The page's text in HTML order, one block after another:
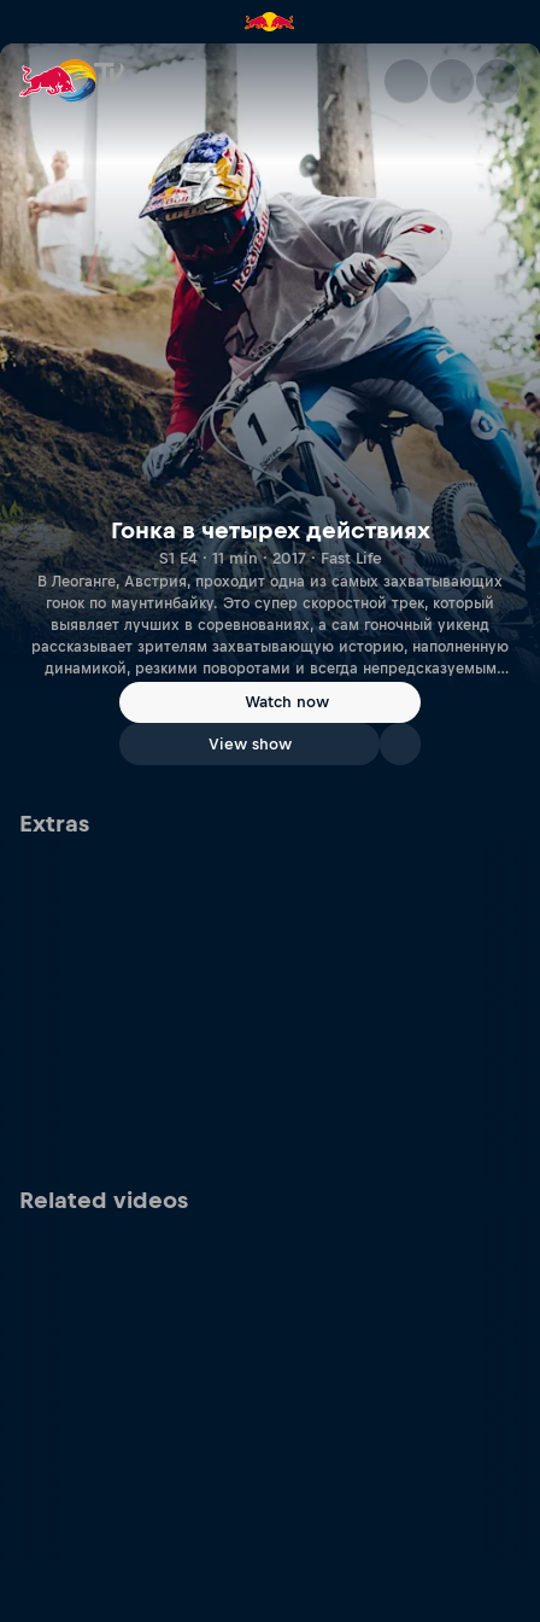
Гонка в четырех действиях
Гонка в четырех действиях
S1 E4 · 11 min · 2017 · Fast Life
В Леоганге, Австрия, проходит одна из самых захватывающих
гонок по маунтинбайку. Это супер скоростной трек, который
выявляет лучших в соревнованиях, а сам гоночный уикенд
рассказывает зрителям захватывающую историю, наполненную
динамикой, резкими поворотами и всегда непредсказуемым
Watch now
View show
Extras
Related videos